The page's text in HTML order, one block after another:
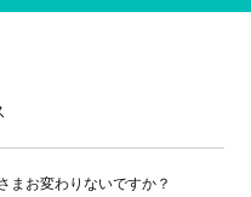
まお変わりないですか？